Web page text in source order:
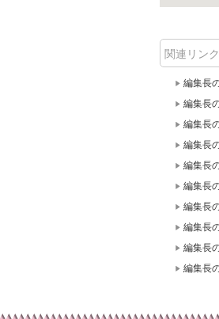
関連リンク
編集長
編集長
編集長
編集長
編集長
編集長
編集長
編集長
編集長
編集長